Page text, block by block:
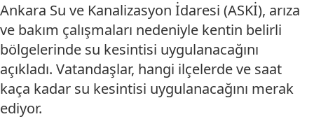
Ankara Su ve Kanalizasyon İdaresi (ASKİ), arıza
ve bakım çalışmaları nedeniyle kentin belirli
bölgelerinde su kesintisi uygulanacağını
açıkladı. Vatandaşlar, hangi ilçelerde ve saat
kaça kadar su kesintisi uygulanacağını merak
ediyor.